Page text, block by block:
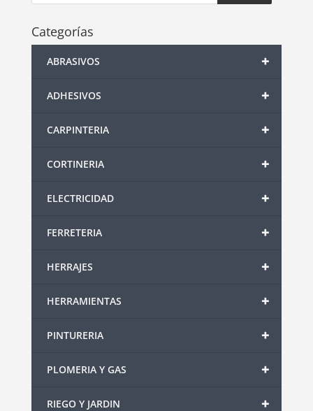
Categorías
+
ABRASIVOS
+
ADHESIVOS
+
CARPINTERIA
+
CORTINERIA
+
ELECTRICIDAD
+
FERRETERIA
+
HERRAJES
+
HERRAMIENTAS
+
PINTURERIA
+
PLOMERIA Y GAS
+
RIEGO Y JARDIN